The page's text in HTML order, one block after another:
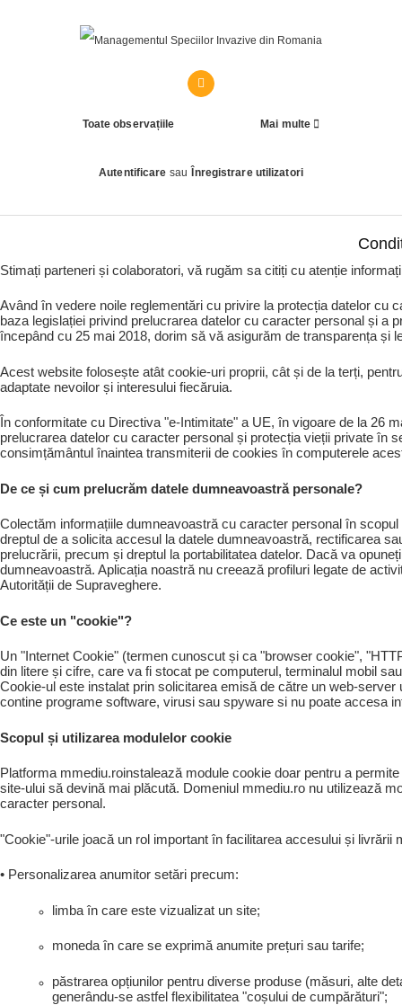
Toate observațiile Mai multe
Autentificare sau Înregistrare utilizatori
Stimați parteneri și colaboratori, vă rugăm sa citiți cu atenție
Având în vedere noile reglementări cu privire la protecția datelor cu
baza legislației privind prelucrarea datelor cu caracter personal și a
începând cu 25 mai 2018, dorim să vă asigurăm de transparența și
Acest website folosește atât cookie-uri proprii, cât și de la terți,
adaptate nevoilor și interesului fiecăruia.
În conformitate cu Directiva "e-Intimitate" a UE, în vigoare de la 26
prelucrarea datelor cu caracter personal și protecția vieții private în
consimțământul înaintea transmiterii de cookies în computerele
De ce și cum prelucrăm datele dumneavoastră personale?
Colectăm informațiile dumneavoastră cu caracter personal în
dreptul de a solicita accesul la datele dumneavoastră, rectificarea
prelucrării, precum și dreptul la portabilitatea datelor. Dacă va
dumneavoastră. Aplicația noastră nu creează profiluri legate de
Autorității de Supraveghere.
Ce este un "cookie"?
Un "Internet Cookie" (termen cunoscut și ca "browser cookie",
din litere și cifre, care va fi stocat pe computerul, terminalul mobil
Cookie-ul este instalat prin solicitarea emisă de către un web-
contine programe software, virusi sau spyware si nu poate accesa
Scopul și utilizarea modulelor cookie
Platforma mmediu.roinstalează module cookie doar pentru a
site-ului să devină mai plăcută. Domeniul mmediu.ro nu utilizează
caracter personal.
"Cookie"-urile joacă un rol important în facilitarea accesului și
• Personalizarea anumitor setări precum:
limba în care este vizualizat un site;
moneda în care se exprimă anumite prețuri sau tarife;
păstrarea opțiunilor pentru diverse produse (măsuri, alte
generându-se astfel flexibilitatea "coșului de cumpărături";